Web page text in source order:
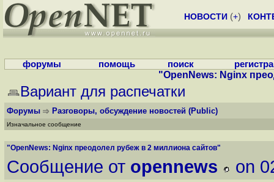
НОВОСТИ (+)
форумы помощь поиск
"OpenNews: Nginx
Вариант для распечатки
Форумы Разговоры, обсуждение новостей (Public)
Изначальное сообщение
"OpenNews: Nginx преодолел рубеж в 2 миллиона сайтов"
Сообщение от opennews on